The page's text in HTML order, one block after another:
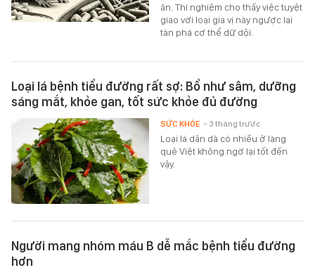
ăn. Thí nghiệm cho thấy việc tuyệt
giao với loại gia vị này ngược lại
tàn phá cơ thể dữ dội.
Loại lá bệnh tiểu đường rất sợ: Bổ như sâm, dưỡng
sáng mắt, khỏe gan, tốt sức khỏe đủ đường
Loại lá dân dã có nhiều ở làng
quê Việt không ngờ lại tốt đến
vậy.
SỨC KHỎE - 3 tháng trước
Người mang nhóm máu B dễ mắc bệnh tiểu đường
hơn